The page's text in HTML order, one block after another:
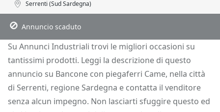
Serrenti (Sud Sardegna)
Descrizione
Dettagli Posizione Richiedi Info
Annuncio scaduto
Su Annunci Industriali trovi le migliori occasioni su
tantissimi prodotti. Leggi la descrizione di questo
annuncio su Bancone con piegaferri Came, nella città
di Serrenti, regione Sardegna e contatta il venditore
senza alcun impegno. Non lasciarti sfuggire questo ed